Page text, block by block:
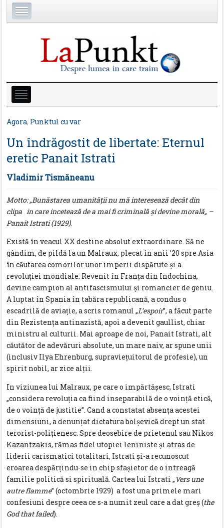
Agora, Punktul cu var
Un îndrăgostit de libertate: Eternul
eretic Panait Istrati
Vladimir Tismăneanu
Motto: „Bunăstarea umanității nu mă interesează decât din
clipa in care incetează de a mai fi criminală și devine morală„ –
Panait Istrati (1929).
Există în veacul XX destine absolut extraordinare. Să ne
gândim, de pildă la un Malraux, plecat în anii ’20 spre Asia
în căutarea comorilor unor imperii dispărute și a
revoluției mondiale. Revenit în Franța din Indochina,
devine campion al antifascismului și romancier de geniu.
A luptat în Spania în tabăra republicană, a condus o
escadrilă de aviație, a scris romanul „L’espoir”, a făcut parte
din Rezistența antinazistă, apoi a devenit gaullist, chiar
ministru al culturii. Mai aproape de noi, Panait Istrati, alt
căutător de adevăruri absolute, un mare naiv, ar spune unii
(inclusiv Ilya Ehrenburg, supraviețuitorul de profesie), un
spirit nobil, ar zice alții.
In viziunea lui Malraux, pe care o impărtășesc, Istrati
„considera revoluția ca fiind inseparabilă de o voință etică,
de o voință de justitie”. Cand a constatat absența acestei
dimensiuni, a denunțat dictatura bolșevică drept un stat
terorist-polițienesc. Spre deosebire de prietenul sau Nikos
Kazantzakis, rămas fidel utopiei leniniste și atras de
liderii carismatici totalitari, Istrati și-a recunoscut
eroarea despărțindu-se in chip sfașietor de o intreagă
familie politică si spirituală. Cartea lui Istrati „Vers une
autre flamme” (octombrie 1929) a fost una primele mari
confesiuni despre ceea ce s-a numit zeul care a dat greș (the
God that failed).